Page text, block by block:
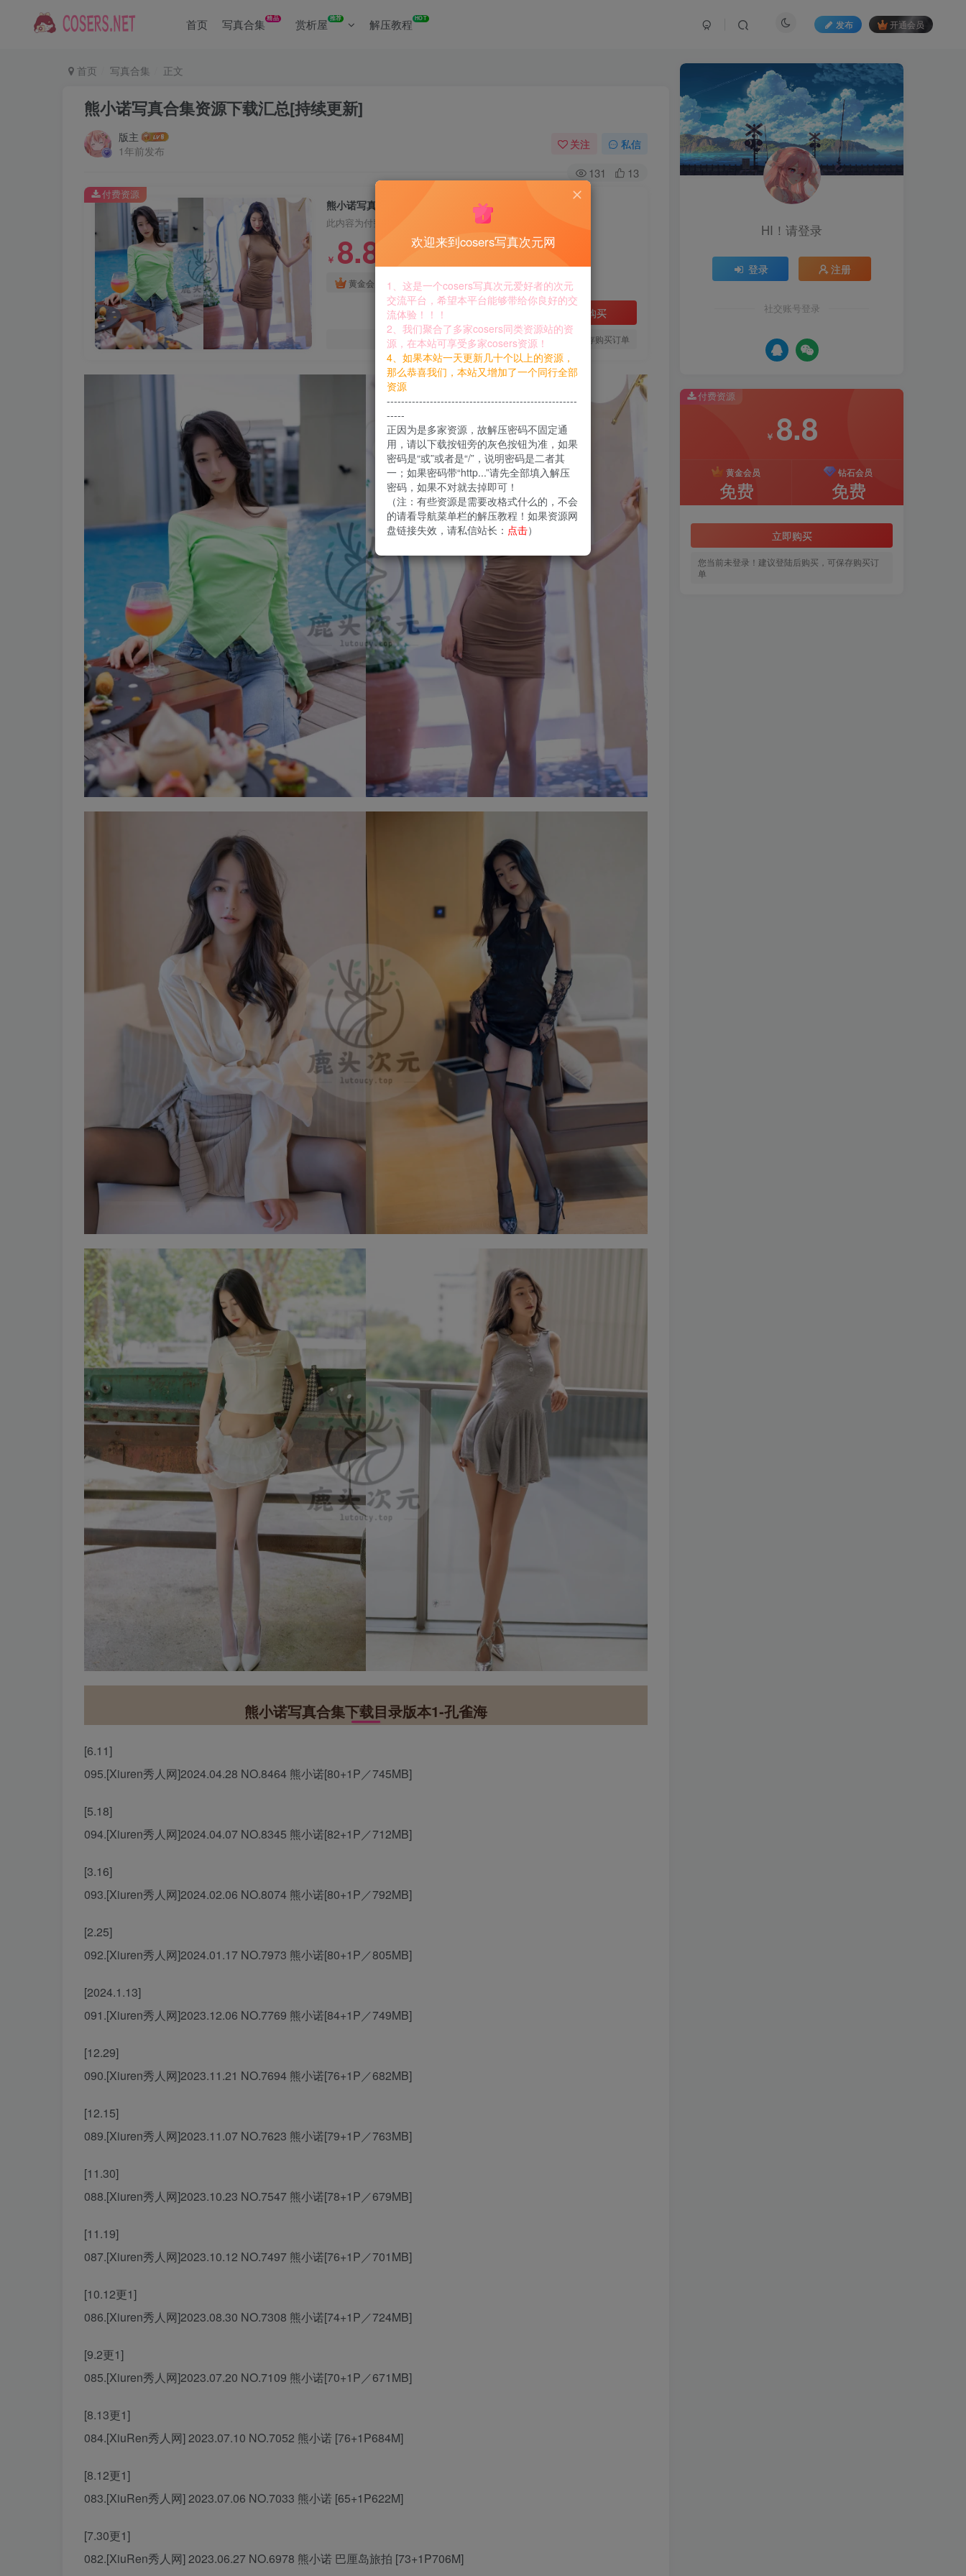
首页 写真合集 精品 赏析屋 推荐 解压教程 HOT
发布 开通会员
首页 写真合集 正文
熊小诺写真合集资源下载汇总[持续更新]
版主
1年前发布
关注 私信
131 13
熊小诺写真合集资源下载汇总[持续更新]
此内容为付费资源，请付费后查看
￥ 8.8
黄金会员 免费 钻石会员免费
立即购买
您当前未登录！建议登陆后购买，可保存购买订单
付费资源
熊小诺写真合集下载目录版本1-孔雀海
[6.11]
095.[Xiuren秀人网]2024.04.28 NO.8464 熊小诺[80+1P／745MB]
[5.18]
094.[Xiuren秀人网]2024.04.07 NO.8345 熊小诺[82+1P／712MB]
[3.16]
093.[Xiuren秀人网]2024.02.06 NO.8074 熊小诺[80+1P／792MB]
[2.25]
092.[Xiuren秀人网]2024.01.17 NO.7973 熊小诺[80+1P／805MB]
[2024.1.13]
091.[Xiuren秀人网]2023.12.06 NO.7769 熊小诺[84+1P／749MB]
[12.29]
090.[Xiuren秀人网]2023.11.21 NO.7694 熊小诺[76+1P／682MB]
[12.15]
089.[Xiuren秀人网]2023.11.07 NO.7623 熊小诺[79+1P／763MB]
[11.30]
088.[Xiuren秀人网]2023.10.23 NO.7547 熊小诺[78+1P／679MB]
[11.19]
087.[Xiuren秀人网]2023.10.12 NO.7497 熊小诺[76+1P／701MB]
[10.12更1]
086.[Xiuren秀人网]2023.08.30 NO.7308 熊小诺[74+1P／724MB]
[9.2更1]
085.[Xiuren秀人网]2023.07.20 NO.7109 熊小诺[70+1P／671MB]
[8.13更1]
084.[XiuRen秀人网] 2023.07.10 NO.7052 熊小诺 [76+1P684M]
[8.12更1]
083.[XiuRen秀人网] 2023.07.06 NO.7033 熊小诺 [65+1P622M]
[7.30更1]
082.[XiuRen秀人网] 2023.06.27 NO.6978 熊小诺 巴厘岛旅拍 [73+1P706M]
HI！请登录
登录 注册
社交账号登录
付费资源
￥ 8.8
黄金会员
免费
钻石会员
免费
立即购买
您当前未登录！建议登陆后购买，可保存购买订
单
欢迎来到cosers写真次元网
1、这是一个cosers写真次元爱好者的次元
交流平台，希望本平台能够带给你良好的交
流体验！！！
2、我们聚合了多家cosers同类资源站的资
源，在本站可享受多家cosers资源！
4、如果本站一天更新几十个以上的资源，
那么恭喜我们，本站又增加了一个同行全部
资源
-----------------------------------------------------
-----
正因为是多家资源，故解压密码不固定通
用，请以下载按钮旁的灰色按钮为准，如果
密码是“或”或者是“/”，说明密码是二者其
一；如果密码带“http...”请先全部填入解压
密码，如果不对就去掉即可！
（注：有些资源是需要改格式什么的，不会
的请看导航菜单栏的解压教程！如果资源网
盘链接失效，请私信站长： 点击）